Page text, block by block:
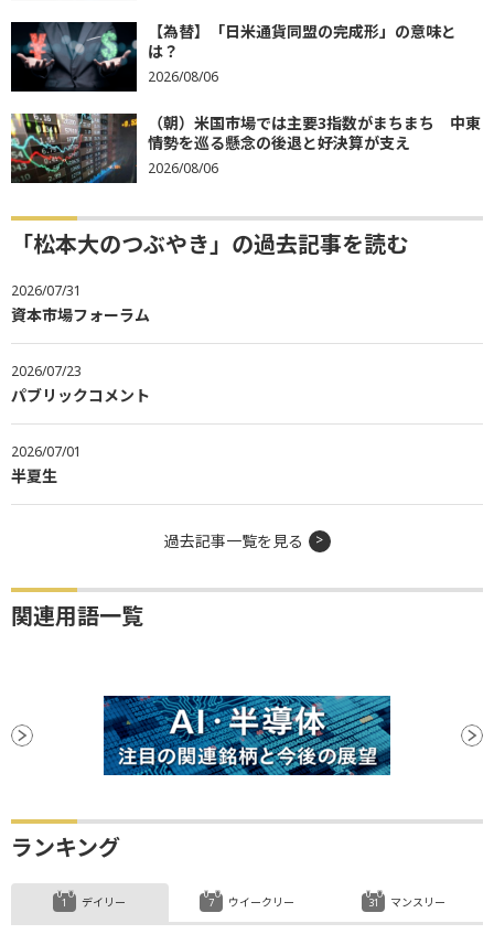
【為替】「日米通貨同盟の完成形」の意味と
は？
2026/08/06
（朝）米国市場では主要3指数がまちまち 中東
情勢を巡る懸念の後退と好決算が支え
2026/08/06
「松本大のつぶやき」の過去記事を読む
2026/07/31
資本市場フォーラム
2026/07/23
パブリックコメント
2026/07/01
半夏生
過去記事一覧を見る
関連用語一覧
ランキング
デイリー ウイークリー マンスリー